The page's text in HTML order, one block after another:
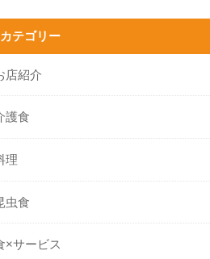
カテゴリー
店紹介
護食
理
虫食
×サービス